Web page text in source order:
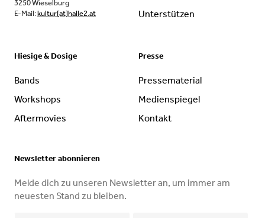
3250 Wieselburg
E-Mail:kultur[at]halle2.at
Unterstützen
Hiesige & Dosige
Bands
Workshops
Aftermovies
Presse
Pressematerial
Medienspiegel
Kontakt
Newsletter abonnieren
Melde dich zu unseren Newsletter an, um immer am
neuesten Stand zu bleiben.